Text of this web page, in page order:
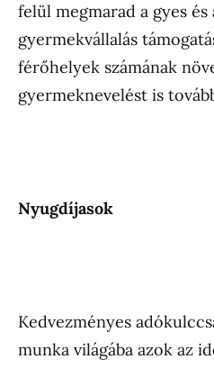
felül megmarad a gyes
gyermekvállalás
férőhelyek számának
gyermeknevelést is
Nyugdíjasok
Kedvezményes
munka világába azok az